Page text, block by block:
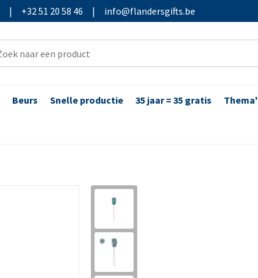
| +32 51 20 58 46 | info@flandersgifts.be
Beurs Snelle productie 35 jaar = 35 gratis